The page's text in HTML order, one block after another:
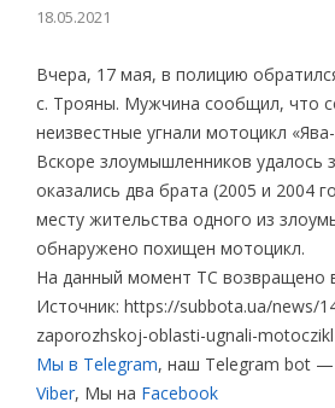
18.05.2021
Вчера, 17 мая, в полицию
с. Трояны. Мужчина сообщил, что
неизвестные угнали мотоцикл
Вскоре злоумышленников удалось
оказались два брата (2005 и 2004
месту жительства одного из
обнаружено похищен мотоцикл.
На данный момент ТС возвращено
Источник: https://subbota.ua/news/
zaporozhskoj-oblasti-ugnali-motoczikl
Мы в Telegram, наш Telegram bot
Viber, Мы на Facebook